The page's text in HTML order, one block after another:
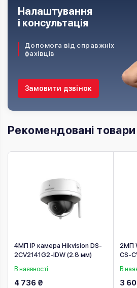
Допомога від справжніх
фахівців
Налаштування
і консультація
Замовити дзвінок
Рекомендовані товари
4МП IP камера Hikvision DS-
2CV2141G2-IDW (2.8 мм)
В наявності
4 736 ₴
2МП
CS-
В
3